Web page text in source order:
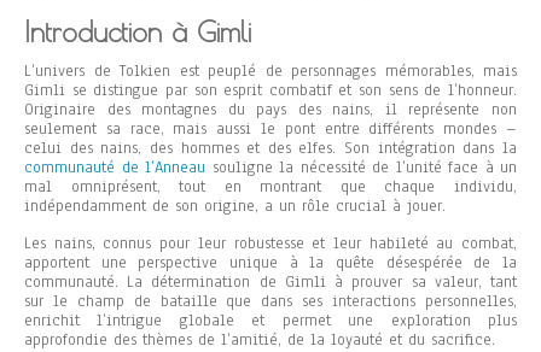
Introduction à Gimli
L’univers de Tolkien est peuplé de personnages mémorables, mais
Gimli se distingue par son esprit combatif et son sens de l’honneur.
Originaire des montagnes du pays des nains, il représente non
seulement sa race, mais aussi le pont entre différents mondes –
celui des nains, des hommes et des elfes. Son intégration dans la
communauté de l’Anneau souligne la nécessité de l’unité face à un
mal omniprésent, tout en montrant que chaque individu,
indépendamment de son origine, a un rôle crucial à jouer.
Les nains, connus pour leur robustesse et leur habileté au combat,
apportent une perspective unique à la quête désespérée de la
communauté. La détermination de Gimli à prouver sa valeur, tant
sur le champ de bataille que dans ses interactions personnelles,
enrichit l’intrigue globale et permet une exploration plus
approfondie des thèmes de l’amitié, de la loyauté et du sacrifice.